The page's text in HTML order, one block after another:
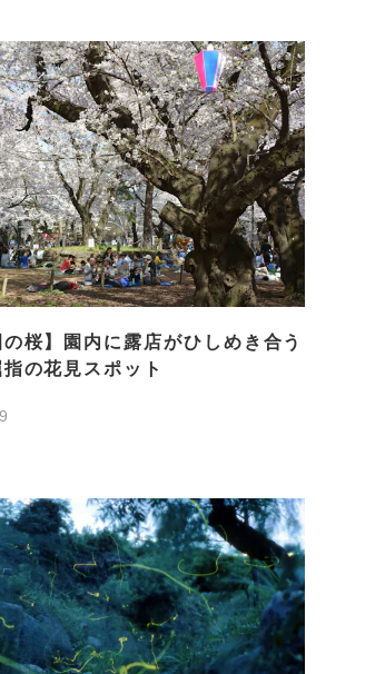
の桜】園内に露店がひしめき合う
の花見スポット